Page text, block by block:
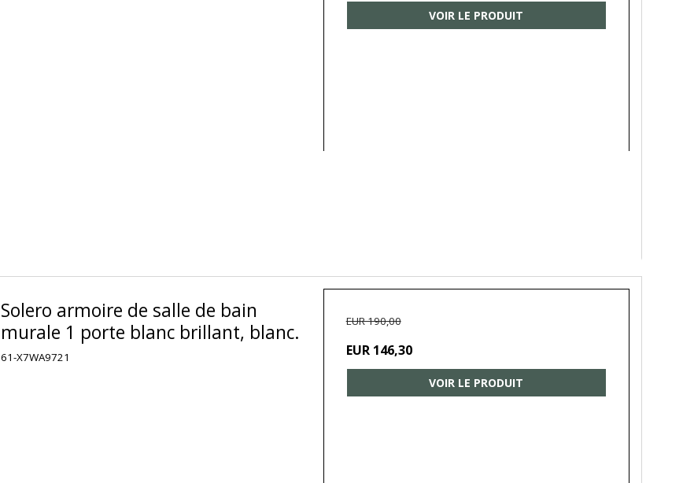
VOIR LE PRODUIT
Solero armoire de salle de bain
murale 1 porte blanc brillant, blanc.
61-X7WA9721
EUR 190,00
EUR 146,30
VOIR LE PRODUIT